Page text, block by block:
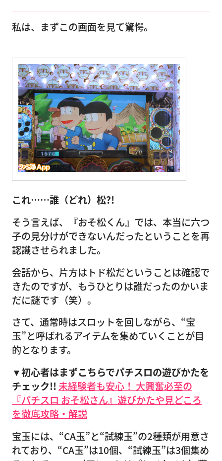
私は、まずこの画面を見て驚愕。
これ……誰 （どれ）松?!
そう言えば、『おそ松くん』では、本当に六つ
子の見分けができないんだったということを再
認識させられました。
会話から、片方はトド松だということは確認で
きたのですが、もうひとりは誰だったのかいま
だに謎です（笑）。
さて、通常時はスロットを回しながら、“宝
玉”と呼ばれるアイテムを集めていくことが目
的となります。
▼初心者はまずこちらでパチスロの遊びかたを
チェック!! 未経験者も安心！ 大興奮必至の
『パチスロ おそ松さん』遊びかたや見どころ
を徹底攻略・解説
宝玉には、“CA玉”と“試練玉”の2種類が用意さ
れており、“CA玉”は10個、“試練玉”は3個集め